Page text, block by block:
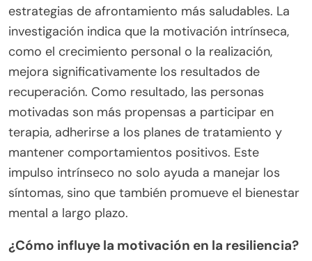
estrategias de afrontamiento más saludables. La
investigación indica que la motivación intrínseca,
como el crecimiento personal o la realización,
mejora significativamente los resultados de
recuperación. Como resultado, las personas
motivadas son más propensas a participar en
terapia, adherirse a los planes de tratamiento y
mantener comportamientos positivos. Este
impulso intrínseco no solo ayuda a manejar los
síntomas, sino que también promueve el bienestar
mental a largo plazo.
¿Cómo influye la motivación en la resiliencia?